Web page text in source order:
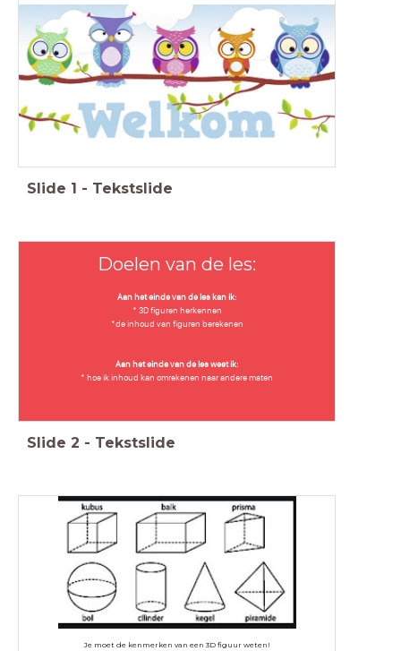
Slide 1 - Tekstslide
Doelen van de les:
Aan het einde van de les kan ik:
* 3D figuren herkennen
*de inhoud van figuren berekenen
Aan het einde van de les weet ik:
* hoe ik inhoud kan omrekenen naar andere maten
Slide 2 - Tekstslide
Je moet de kenmerken van een 3D figuur weten!